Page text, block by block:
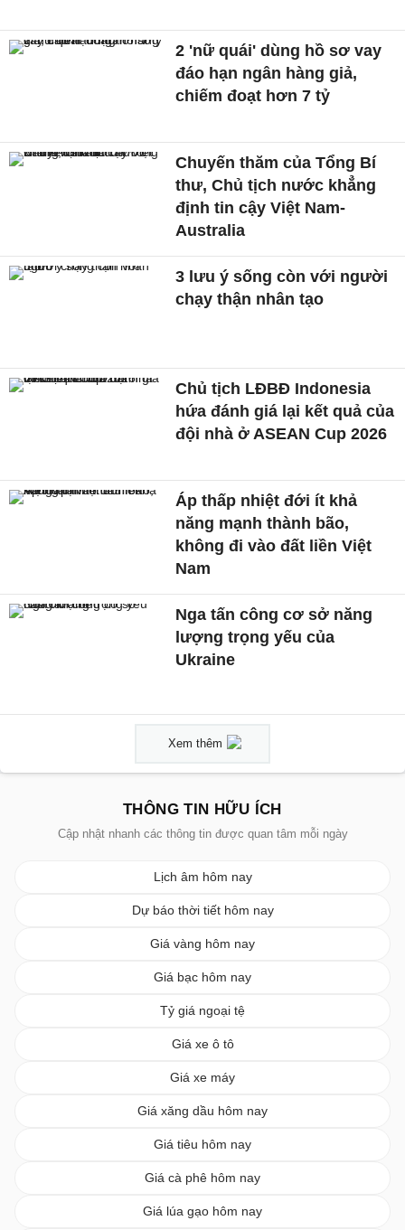
2 'nữ quái' dùng hồ sơ vay
đáo hạn ngân hàng giả,
chiếm đoạt hơn 7 tỷ
Chuyến thăm của Tổng Bí
thư, Chủ tịch nước khẳng
định tin cậy Việt Nam-
Australia
3 lưu ý sống còn với người
chạy thận nhân tạo
Chủ tịch LĐBĐ Indonesia
hứa đánh giá lại kết quả của
đội nhà ở ASEAN Cup 2026
Áp thấp nhiệt đới ít khả
năng mạnh thành bão,
không đi vào đất liền Việt
Nam
Nga tấn công cơ sở năng
lượng trọng yếu của
Ukraine
Xem thêm
THÔNG TIN HỮU ÍCH
Cập nhật nhanh các thông tin được quan tâm mỗi ngày
Lịch âm hôm nay
Dự báo thời tiết hôm nay
Giá vàng hôm nay
Giá bạc hôm nay
Tỷ giá ngoại tệ
Giá xe ô tô
Giá xe máy
Giá xăng dầu hôm nay
Giá tiêu hôm nay
Giá cà phê hôm nay
Giá lúa gạo hôm nay